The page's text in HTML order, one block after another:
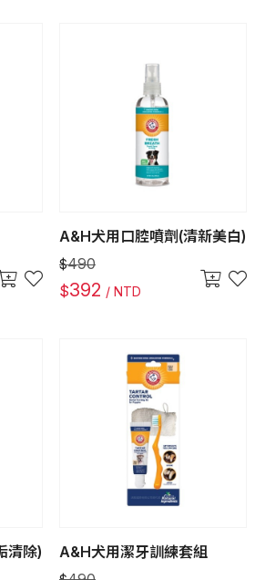
A&H犬用口腔噴劑(清新美白)
$490
$392 / NTD
清除) A&H犬用潔牙訓練套組